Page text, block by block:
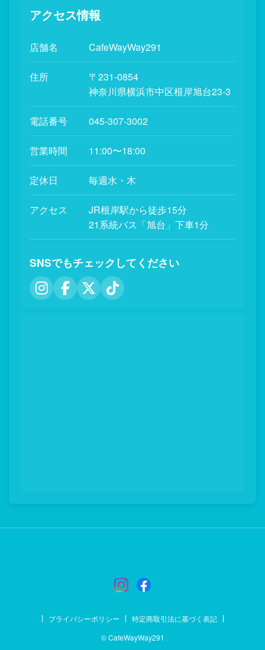
アクセス情報
店舗名 CafeWayWay291
住所
〒231-0854
神奈川県横浜市中区根岸旭台23-3
電話番号 045-307-3002
営業時間 11:00〜18:00
定休日 毎週水・木
アクセス
JR根岸駅から徒歩15分
21系統バス「旭台」下車1分
SNSでもチェックしてください
プライバシーポリシー
特定商取引法に基づく表記
© CafeWayWay291